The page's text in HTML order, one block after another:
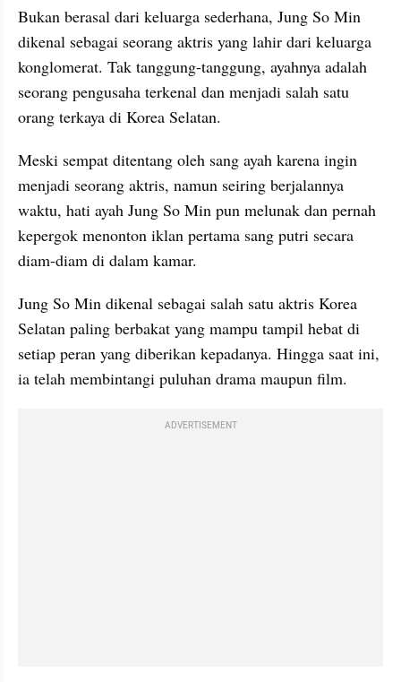
Bukan berasal dari keluarga sederhana, Jung So Min
dikenal sebagai seorang aktris yang lahir dari keluarga
konglomerat. Tak tanggung-tanggung, ayahnya adalah
seorang pengusaha terkenal dan menjadi salah satu
orang terkaya di Korea Selatan.
Meski sempat ditentang oleh sang ayah karena ingin
menjadi seorang aktris, namun seiring berjalannya
waktu, hati ayah Jung So Min pun melunak dan pernah
kepergok menonton iklan pertama sang putri secara
diam-diam di dalam kamar.
Jung So Min dikenal sebagai salah satu aktris Korea
Selatan paling berbakat yang mampu tampil hebat di
setiap peran yang diberikan kepadanya. Hingga saat ini,
ia telah membintangi puluhan drama maupun film.
ADVERTISEMENT